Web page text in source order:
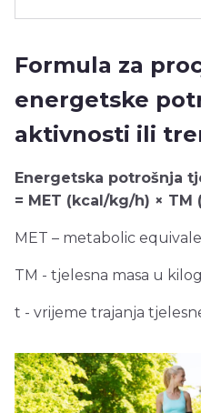
Formula za
energetske
aktivnosti ili
Energetska potrošnja
= MET (kcal/kg/h) × TM
MET – metabolic
TM - tjelesna masa u
t - vrijeme trajanja